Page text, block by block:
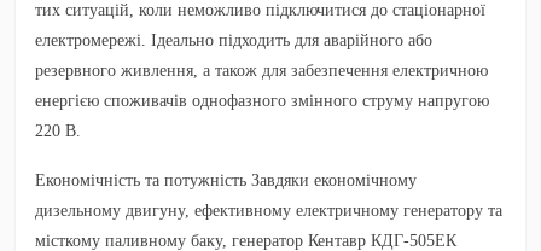
тих ситуацій, коли неможливо підключитися до стаціонарної
електромережі. Ідеально підходить для аварійного або
резервного живлення, а також для забезпечення електричною
енергією споживачів однофазного змінного струму напругою
220 В.
Економічність та потужність Завдяки економічному
дизельному двигуну, ефективному електричному генератору та
місткому паливному баку, генератор Кентавр КДГ-505ЕК